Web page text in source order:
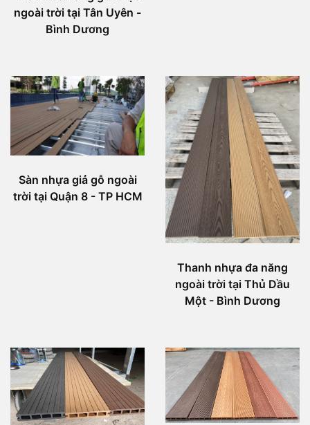
ngoài trời tại Tân Uyên -
Bình Dương
Sàn nhựa giả gỗ ngoài
trời tại Quận 8 - TP HCM
Thanh nhựa đa năng
ngoài trời tại Thủ Dầu
Một - Bình Dương